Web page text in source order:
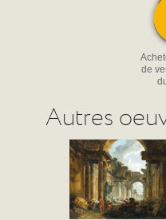
de
Autres